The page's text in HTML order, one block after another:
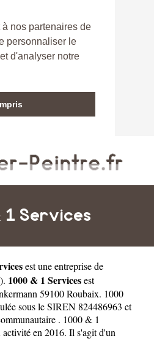
nos partenaires de
personnaliser le
d'analyser notre
1 Services
est uneentreprise de
). 1000 & 1 Servicesest
59100 Roubaix. 1000
sous le SIREN 824486963 et
. 1000 & 1
activité en 2016. Il s'agit d'un